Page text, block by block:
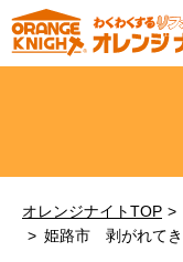
オレンジナイトTOP
姫路市 剥がれてき